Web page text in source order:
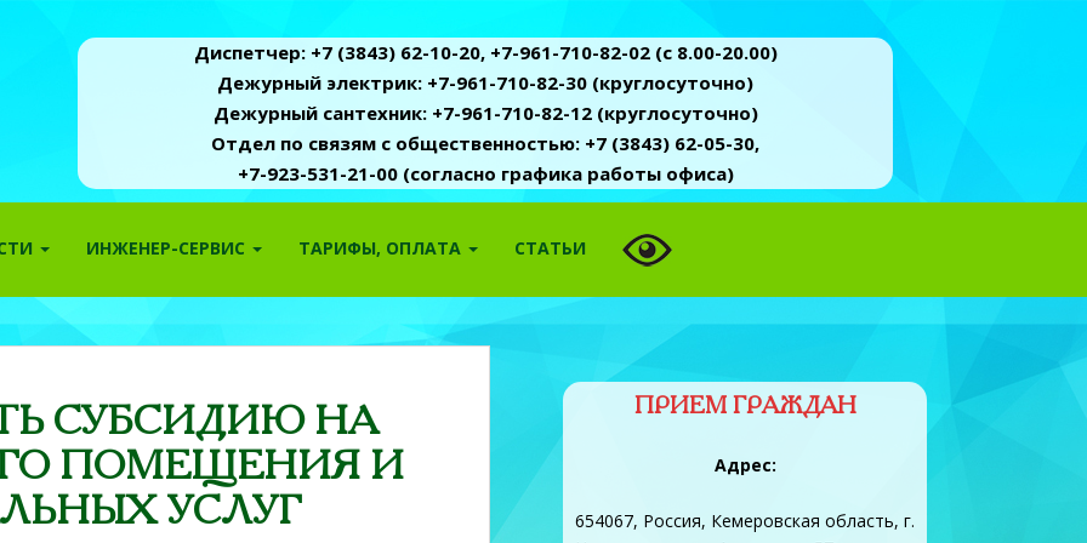
Диспетчер: +7 (3843) 62-10-20, +7-961-710-82-02 (c 8.00-20.00)
Дежурный электрик: +7-961-710-82-30 (круглосуточно)
Дежурный сантехник: +7-961-710-82-12 (круглосуточно)
Отдел по связям с общественностью: +7 (3843) 62-05-30,
+7-923-531-21-00 (согласно графика работы офиса)
ИНЖЕНЕР-СЕРВИС ТАРИФЫ, ОПЛАТА СТАТЬИ
СУБСИДИЮ НА
ПОМЕЩЕНИЯ И
УСЛУГ
ПРИЕМ ГРАЖДАН
Адрес:
654067, Россия, Кемеровская область, г.